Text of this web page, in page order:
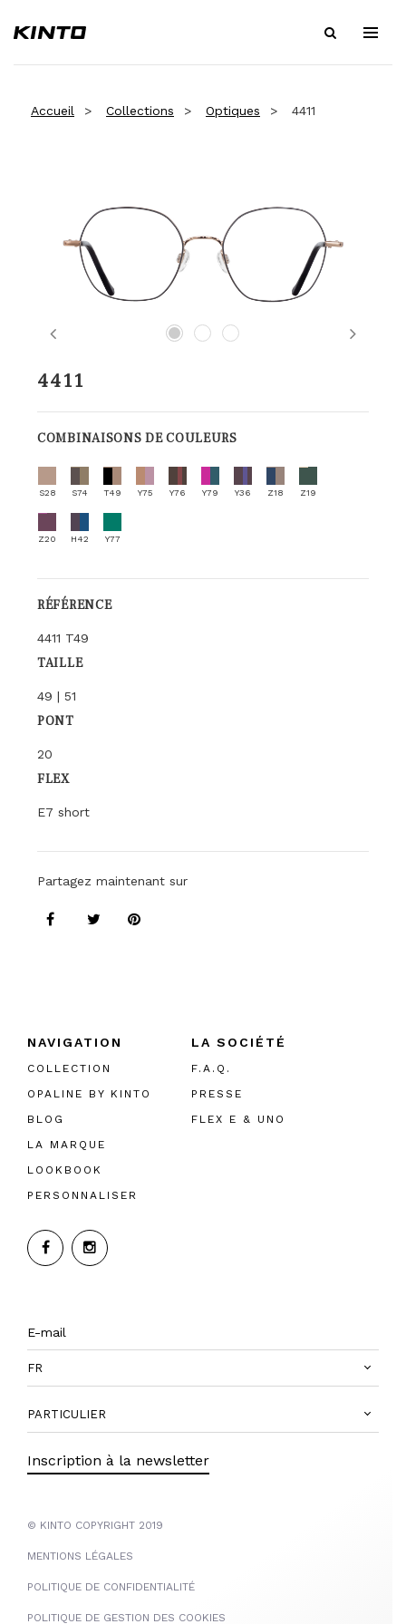
Accueil Collections Optiques 4411
Previous Next
4411
COMBINAISONS DE COULEURS
S28 S74 T49 Y75 Y76 Y79 Y36 Z18 Z19
Z20 H42 Y77
RÉFÉRENCE
4411 T49
TAILLE
49 | 51
PONT
20
FLEX
E7 short
Partagez maintenant sur
NAVIGATION
COLLECTION
OPALINE BY KINTO
BLOG
LA MARQUE
LOOKBOOK
PERSONNALISER
LA SOCIÉTÉ
F.A.Q.
PRESSE
FLEX E & UNO
FR
PARTICULIER
Inscription à la newsletter
© KINTO COPYRIGHT 2019
MENTIONS LÉGALES
POLITIQUE DE CONFIDENTIALITÉ
POLITIQUE DE GESTION DES COOKIES